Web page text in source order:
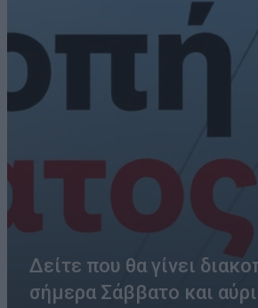
Δείτε που θα γίνει
σήμερα Σάββατο και